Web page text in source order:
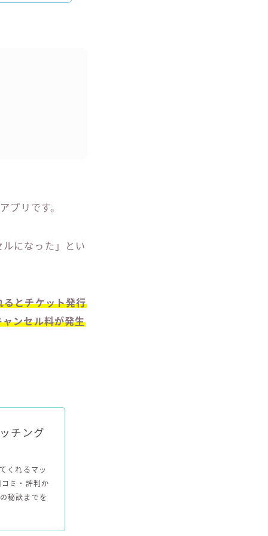
プリです。
になった」とい
るとチケット発行
ンセル料が発生
チング
くれるマッ
ミ・評判か
秘訣までを